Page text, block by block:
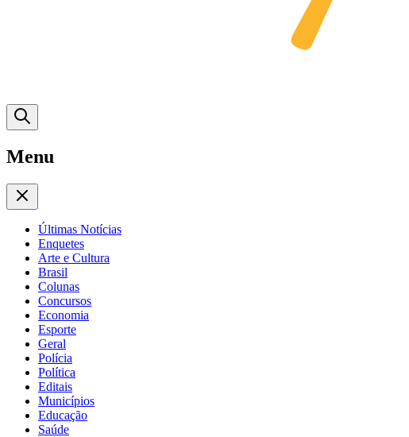
Menu
Últimas Notícias
Enquetes
Arte e Cultura
Brasil
Colunas
Concursos
Economia
Esporte
Geral
Polícia
Política
Editais
Municípios
Educação
Saúde